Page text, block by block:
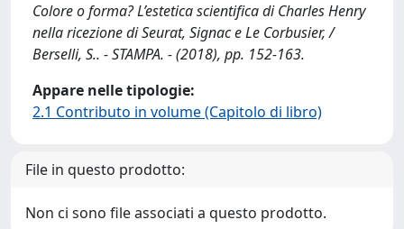
Colore o forma? L’estetica scientifica di Charles Henry
nella ricezione di Seurat, Signac e Le Corbusier, /
Berselli, S.. - STAMPA. - (2018), pp. 152-163.
Appare nelle tipologie:
2.1 Contributo in volume (Capitolo di libro)
File in questo prodotto:
Non ci sono file associati a questo prodotto.